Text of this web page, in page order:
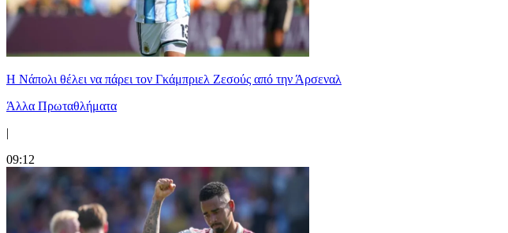
Η Νάπολι θέλει να πάρει τον Γκάμπριελ Ζεσούς από την Άρσεναλ
Άλλα Πρωταθλήματα
|
09:12